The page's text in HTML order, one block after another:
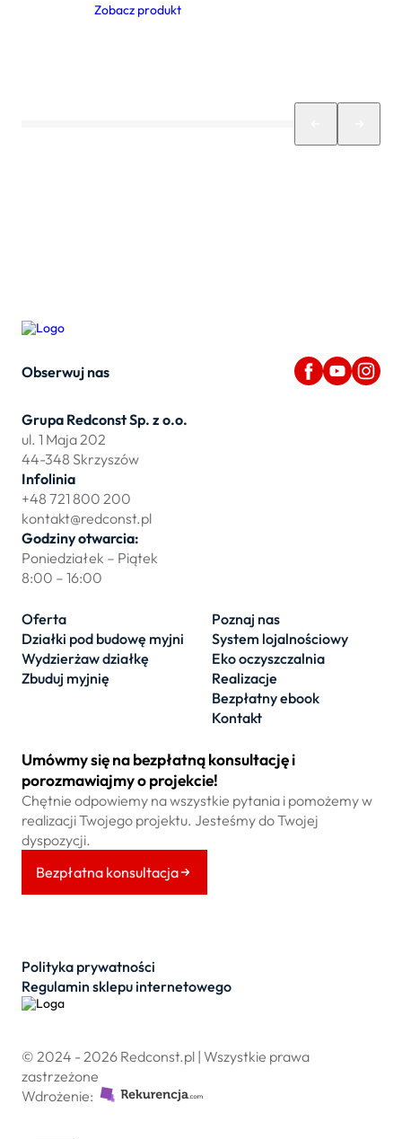
Zobacz produkt
Obserwuj nas
Grupa Redconst Sp. z o.o.
ul. 1 Maja 202
44-348 Skrzyszów
Infolinia
+48 721 800 200
kontakt@redconst.pl
Godziny otwarcia:
Poniedziałek – Piątek
8:00 – 16:00
Oferta
Działki pod budowę myjni
Wydzierżaw działkę
Zbuduj myjnię
Poznaj nas
System lojalnościowy
Eko oczyszczalnia
Realizacje
Bezpłatny ebook
Kontakt
Umówmy się na bezpłatną konsultację i
porozmawiajmy o projekcie!
Chętnie odpowiemy na wszystkie pytania i pomożemy w
realizacji Twojego projektu. Jesteśmy do Twojej
dyspozycji.
Bezpłatna konsultacja
Polityka prywatności
Regulamin sklepu internetowego
© 2024 - 2026 Redconst.pl | Wszystkie prawa
zastrzeżone
Wdrożenie: